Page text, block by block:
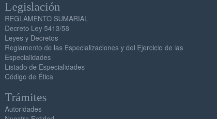
Legislación
REGLAMENTO SUMARIAL
Decreto Ley 5413/58
Leyes y Decretos
Reglamento de las Especializaciones y del Ejercicio de las
Especialidades
Listado de Especialidades
Código de Ética
Trámites
Autoridades